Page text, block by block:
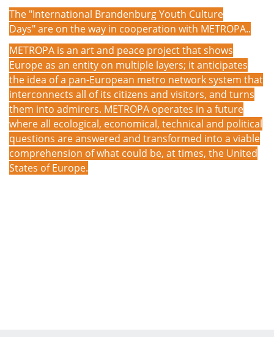
The "International Brandenburg Youth Culture
Days"are on the way in cooperation with METROPA..
METROPA is an art and peace project that shows
Europe as an entity on multiple layers; it anticipates
the idea of a pan-European metro network system that
interconnects all of its citizens and visitors, and turns
them into admirers. METROPA operates in a future
where all ecological, economical, technical and political
questions are answered and transformed into a viable
comprehension of what could be, at times, the United
States of Europe.